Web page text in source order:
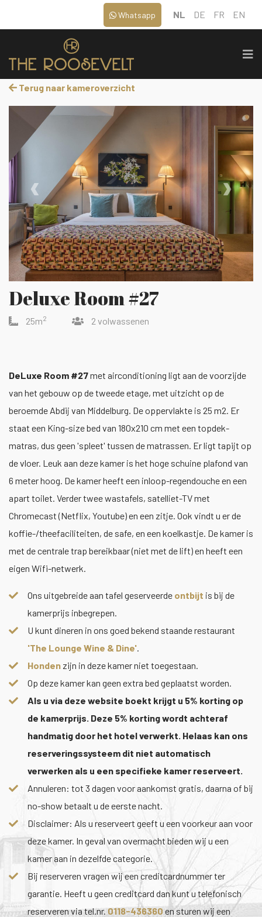
NL DE FR EN
Whatsapp
Terug naar kameroverzicht
‹ ›
Deluxe Room #27
25m2 2 volwassenen
DeLuxe Room #27met airconditioning ligt aan de voorzijde
van het gebouw op de tweede etage, met uitzicht op de
beroemde Abdij van Middelburg. De oppervlakte is 25 m2. Er
staat een King-size bed van 180x210 cm met een topdek-
matras, dus geen 'spleet' tussen de matrassen. Er ligt tapijt op
de vloer. Leuk aan deze kamer is het hoge schuine plafond van
6 meter hoog. De kamer heeft een inloop-regendouche en een
apart toilet. Verder twee wastafels, satelliet-TV met
Chromecast (Netflix, Youtube) en een zitje. Ook vindt u er de
koffie-/theefaciliteiten, de safe, en een koelkastje. De kamer is
met de centrale trap bereikbaar (niet met de lift) en heeft een
eigen Wifi-netwerk.
Ons uitgebreide aan tafel geserveerde ontbijt is bij de
kamerprijs inbegrepen.
U kunt dineren in ons goed bekend staande restaurant
'The Lounge Wine & Dine'.
Honden zijn in deze kamer niet toegestaan.
Op deze kamer kan geen extra bed geplaatst worden.
Als u via deze website boekt krijgt u 5% korting op
de kamerprijs. Deze 5% korting wordt achteraf
handmatig door het hotel verwerkt. Helaas kan ons
reserveringssysteem dit niet automatisch
verwerken als u een specifieke kamer reserveert.
Annuleren: tot 3 dagen voor aankomst gratis, daarna of bij
no-show betaalt u de eerste nacht.
Disclaimer: Als u reserveert geeft u een voorkeur aan voor
deze kamer. In geval van overmacht bieden wij u een
kamer aan in dezelfde categorie.
Bij reserveren vragen wij een creditcardnummer ter
garantie. Heeft u geen creditcard dan kunt u telefonisch
reserveren via tel.nr.0118-436360en sturen wij een